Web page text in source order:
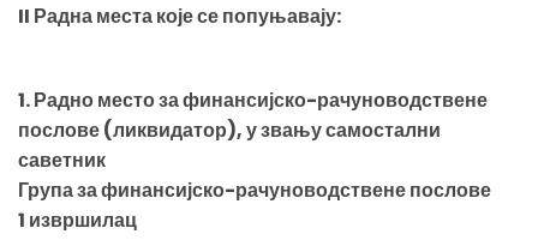
II Радна места које се попуњавају:
1. Радно место за финансијско-рачуноводствене
послове (ликвидатор), у звању самостални
саветник
Група за финансијско-рачуноводствене послове
1 извршилац